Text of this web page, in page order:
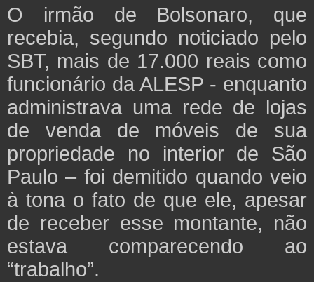
O irmão de Bolsonaro, que
recebia, segundo noticiado pelo
SBT, mais de 17.000 reais como
funcionário da ALESP - enquanto
administrava uma rede de lojas
de venda de móveis de sua
propriedade no interior de São
Paulo – foi demitido quando veio
à tona o fato de que ele, apesar
de receber esse montante, não
estava comparecendo ao
“trabalho”.